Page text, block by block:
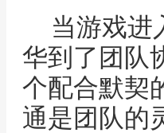
当游戏进
华到了团队
个配合默契
通是团队的